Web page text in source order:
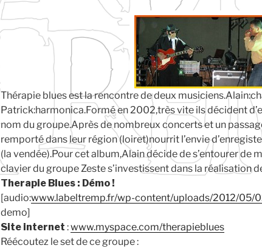
Thérapie blues est la rencontre de deux
Patrick:harmonica.Formé en 2002,très vite ils décident
nom du groupe.Après de nombreux concerts et un
remporté dans leur région (loiret)nourrit l’envie
(la vendée).Pour cet album,Alain décide de s’entourer de
clavier du groupe Zeste s’investissent dans la réalisation
Therapie Blues : Démo !
[audio:www.labeltremp.fr/wp-content/uploads/2012/05/
demo]
Site internet :www.myspace.com/therapieblues
Réécoutez le set de ce groupe :